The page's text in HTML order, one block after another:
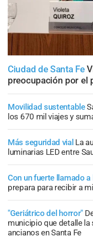
Ciudad de Santa Fe
preocupación por el
Movilidad sustentable
los 670 mil viajes y
Más seguridad vial La
luminarias LED entre
Con un fuerte llamado
prepara para recibir a
"Geriátrico del horror"
municipio que detalle
ancianos en Santa Fe